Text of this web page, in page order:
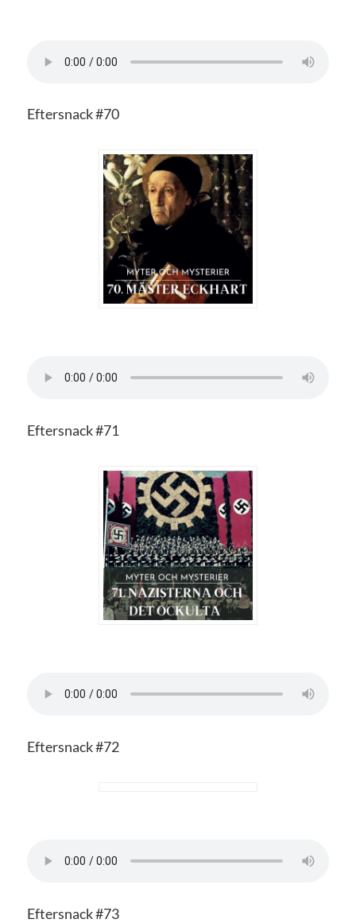
Eftersnack #70
Eftersnack #71
Eftersnack #72
Eftersnack #73